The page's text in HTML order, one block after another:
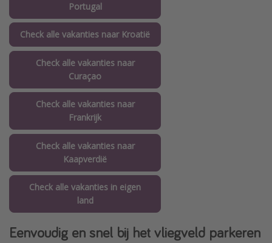
Portugal
Check alle vakanties naar Kroatië
Check alle vakanties naar
Curaçao
Check alle vakanties naar
Frankrijk
Check alle vakanties naar
Kaapverdië
Check alle vakanties in eigen
land
Eenvoudig en snel bij het vliegveld parkeren